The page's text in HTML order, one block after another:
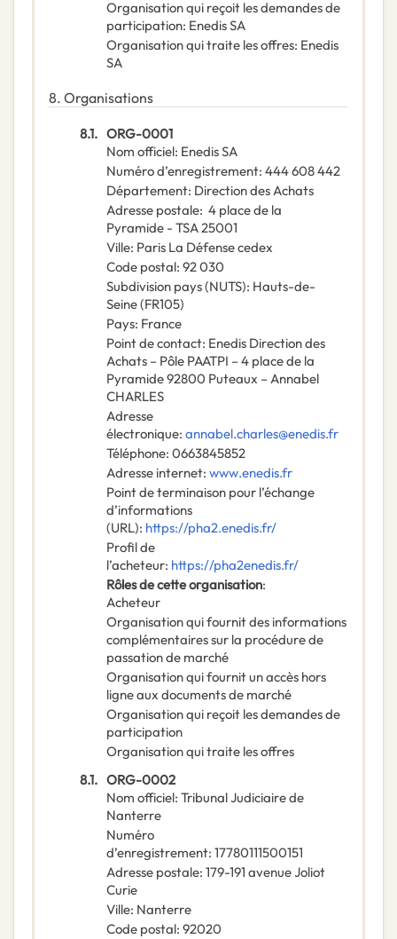
Organisation qui reçoit les demandes de
participation: Enedis SA
Organisation qui traite les offres: Enedis
SA
8. Organisations
8.1. ORG-0001
Nom officiel: Enedis SA
Numéro d’enregistrement: 444 608 442
Département: Direction des Achats
Adresse postale: 4 place de la
Pyramide - TSA 25001
Ville: Paris La Défense cedex
Code postal: 92 030
Subdivision pays (NUTS): Hauts-de-
Seine(FR105)
Pays: France
Point de contact: Enedis Direction des
Achats – Pôle PAATPI – 4 place de la
Pyramide 92800 Puteaux – Annabel
CHARLES
Adresse
électronique: annabel.charles@enedis.fr
Téléphone: 0663845852
Adresse internet: www.enedis.fr
Point de terminaison pour l’échange
d’informations
(URL): https://pha2.enedis.fr/
Profil de
l’acheteur: https://pha2enedis.fr/
Rôles de cette organisation:
Acheteur
Organisation qui fournit des informations
complémentaires sur la procédure de
passation de marché
Organisation qui fournit un accès hors
ligne aux documents de marché
Organisation qui reçoit les demandes de
participation
Organisation qui traite les offres
8.1. ORG-0002
Nom officiel: Tribunal Judiciaire de
Nanterre
Numéro
d’enregistrement: 17780111500151
Adresse postale: 179-191 avenue Joliot
Curie
Ville: Nanterre
Code postal: 92020